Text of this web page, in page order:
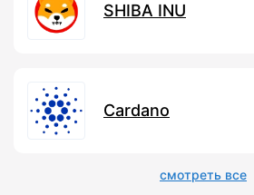
SHIBA INU
Cardano
смотреть все